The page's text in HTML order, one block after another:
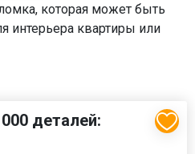
которая может быть
интерьера квартиры или
деталей: